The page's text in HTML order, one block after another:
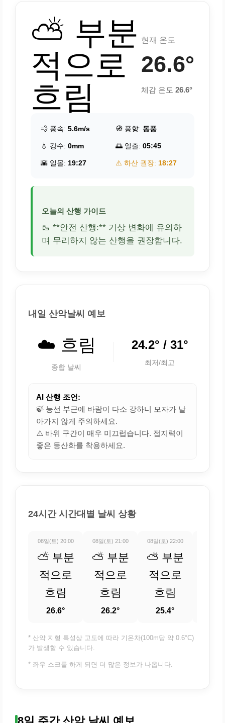
⛅ 부분
적으로
흐림
현재 온도
26.6°
체감 온도 26.6°
💨 풍속: 5.6m/s 🧭 풍향: 동풍
💧 강수: 0mm 🌅 일출: 05:45
🌇 일몰: 19:27 ⚠️ 하산 권장: 18:27
오늘의 산행 가이드
🥾 **안전 산행:** 기상 변화에 유의하
며 무리하지 않는 산행을 권장합니다.
내일 산악날씨 예보
☁️ 흐림
종합 날씨
24.2° / 31°
최저/최고
AI 산행 조언:
🍃 능선 부근에 바람이 다소 강하니 모자가 날
아가지 않게 주의하세요.
⚠️ 바위 구간이 매우 미끄럽습니다. 접지력이
좋은 등산화를 착용하세요.
24시간 시간대별 날씨 상황
08일(토) 20:00
⛅ 부분
적으로
흐림
26.6°
08일(토) 21:00
⛅ 부분
적으로
흐림
26.2°
08일(토) 22:00
⛅ 부분
적으로
흐림
25.4°
* 산악 지형 특성상 고도에 따라 기온차(100m당 약 0.6°C)
가 발생할 수 있습니다.
* 좌우 스크롤 하게 되면 더 많은 정보가 나옵니다.